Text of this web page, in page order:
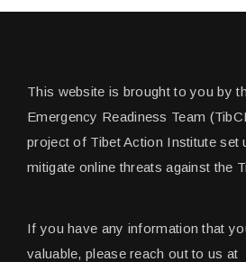
This website is brought to you by
Emergency Readiness Team
project of Tibet Action Institute set
mitigate online threats against the
If you have any information that
valuable, please reach out to us at